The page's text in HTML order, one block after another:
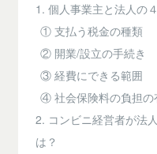
1. 個人事業主と法人の
① 支払う税金の種類
② 開業/設立の手続き
③ 経費にできる範囲
④ 社会保険料の負担の
2. コンビニ経営者が法
は？